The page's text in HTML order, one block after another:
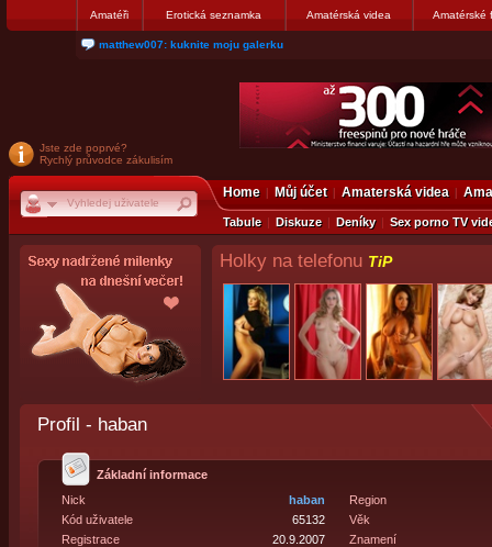
Amatéři Erotická seznamka Amatérská videa Amatérské
nanosekunda187: Hanka servis Praha Bulharská 10, tel:775674237
Jste zde poprvé?
Rychlý průvodce zákulisím
Home Můj účet Amaterská videa
Tabule Diskuze Deníky Sex porno TV
Holky na telefonu TiP
Profil - haban
Základní informace
Nick
haban
Kód uživatele
65132
Registrace
20.9.2007
Region
Věk
Znamení